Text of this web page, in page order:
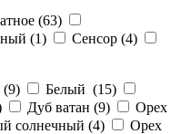
(63)
(1) Сенсор (4)
(9) Белый (15)
Дуб ватан (9)
Орех
солнечный (4)
Орех